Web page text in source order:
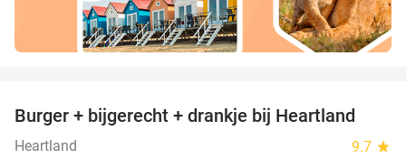
36%
Burger + bijgerecht + drankje bij Heartland
Heartland 9.7 star